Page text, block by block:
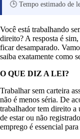
🕒 Tempo estimado de
Você está trabalhando
direito? A resposta é
ficar desamparado.
saiba exatamente como
O QUE DIZ A LEI?
Trabalhar sem carteira
não é menos séria. De
trabalhador tem direito a
de estar ou não
emprego é essencial